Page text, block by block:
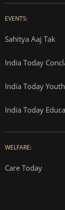
EVENTS:
Sahitya Aaj Tak
India Today
India Today
India Today
WELFARE:
Care Today